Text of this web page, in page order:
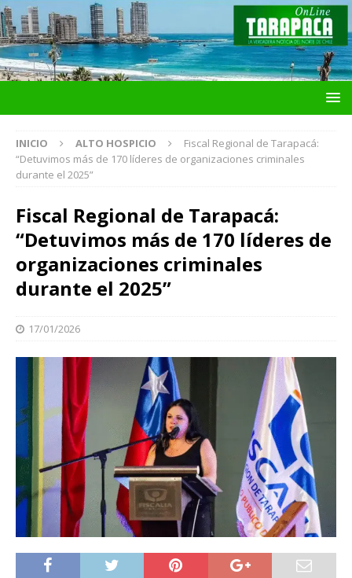
INICIO ALTO HOSPICIO
Fiscal Regional de Tarapacá:
“Detuvimos más de 170 líderes de organizaciones criminales
durante el 2025”
Fiscal Regional de Tarapacá:
“Detuvimos más de 170 líderes de
organizaciones criminales
durante el 2025”
17/01/2026